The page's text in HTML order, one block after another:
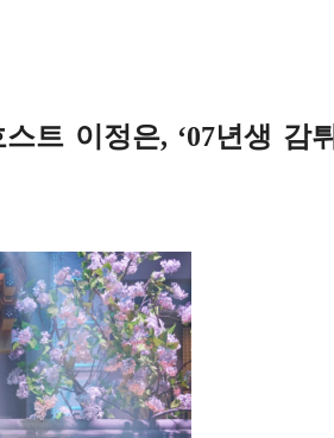
트 이정은, ‘07년생 감튀